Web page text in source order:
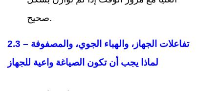
صحيح.
2.3 تفاعلات الجهاز، والهباء الجوي، والمصفوفة –
لماذا يجب أن تكون الصياغة واعية للجهاز